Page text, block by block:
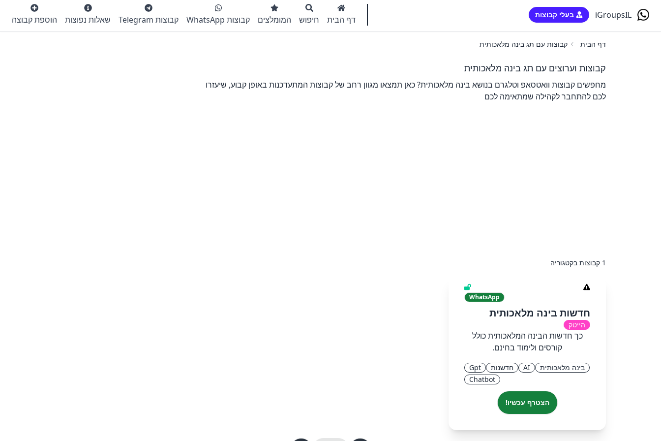
iGroupsIL בעלי קבוצות דף הבית חיפוש המומלצים קבוצות WhatsApp קבוצות Telegram שאלות נפוצות הוספת קבוצה
דף הבית קבוצות עם תג בינה מלאכותית
קבוצות וערוצים עם תג בינה מלאכותית
מחפשים קבוצות וואטסאפ וטלגרם בנושא בינה מלאכותית? כאן תמצאו מגוון רחב של קבוצות המתעדכנות באופן קבוע, שיעזרו
לכם להתחבר לקהילה שמתאימה לכם
1 קבוצות בקטגוריה
WhatsApp
חדשות בינה מלאכותית
הייטק
כך חדשות הבינה המלאכותית כולל
קורסים ולימוד בחינם.
בינה מלאכותית AI חדשנות
Gpt
Chatbot
הצטרף עכשיו!